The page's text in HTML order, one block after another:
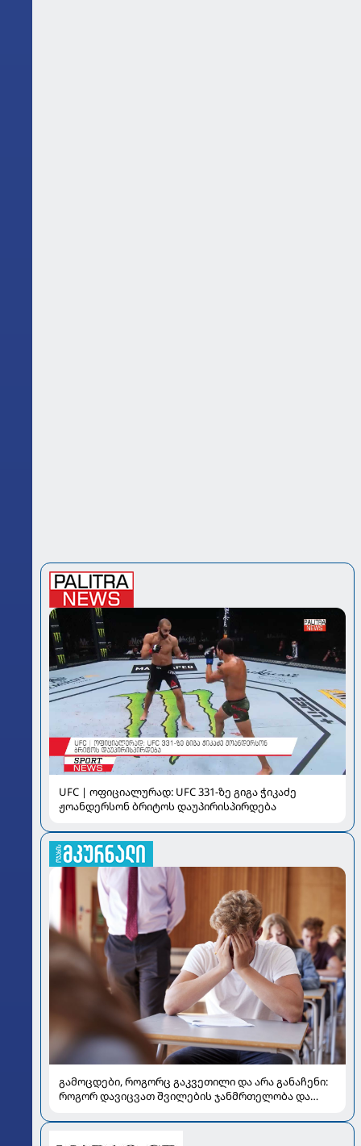
UFC | ოფიციალურად: UFC 331-ზე გიგა ჭიკაძე
ჟოანდერსონ ბრიტოს დაუპირისპირდება
გამოცდები, როგორც გაკვეთილი და არა განაჩენი:
როგორ დავიცვათ შვილების ჯანმრთელობა და